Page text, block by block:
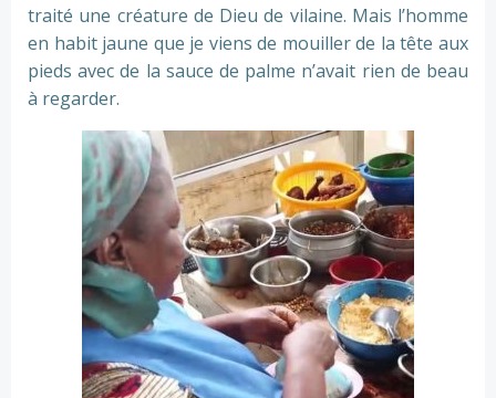
traité une créature de Dieu de vilaine. Mais l’homme
en habit jaune que je viens de mouiller de la tête aux
pieds avec de la sauce de palme n’avait rien de beau
à regarder.